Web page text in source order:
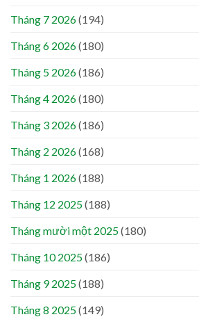
Tháng 7 2026(194)
Tháng 6 2026(180)
Tháng 5 2026(186)
Tháng 4 2026(180)
Tháng 3 2026(186)
Tháng 2 2026(168)
Tháng 1 2026(188)
Tháng 12 2025(188)
Tháng mười một 2025(180)
Tháng 10 2025(186)
Tháng 9 2025(188)
Tháng 8 2025(149)